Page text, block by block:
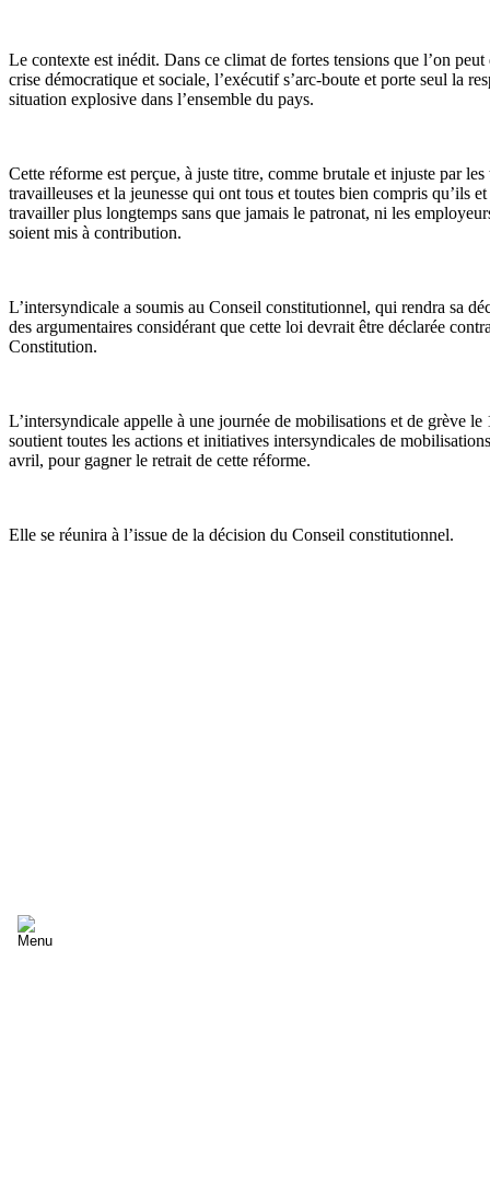
Le contexte est inédit. Dans ce climat de fortes tensions que l’on
crise démocratique et sociale, l’exécutif s’arc-boute et porte seul la
situation explosive dans l’ensemble du pays.
Cette réforme est perçue, à juste titre, comme brutale et injuste par
travailleuses et la jeunesse qui ont tous et toutes bien compris qu’ils
travailler plus longtemps sans que jamais le patronat, ni les
soient mis à contribution.
L’intersyndicale a soumis au Conseil constitutionnel, qui rendra sa
des argumentaires considérant que cette loi devrait être déclarée
Constitution.
L’intersyndicale appelle à une journée de mobilisations et de grève le
soutient toutes les actions et initiatives intersyndicales de
avril, pour gagner le retrait de cette réforme.
Elle se réunira à l’issue de la décision du Conseil constitutionnel.